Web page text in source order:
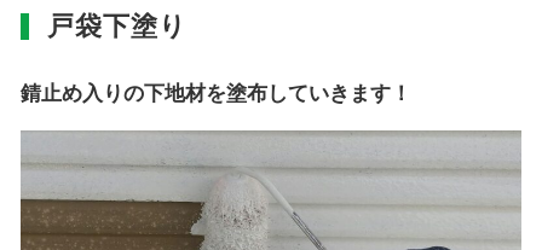
戸袋下塗り
錆止め入りの下地材を塗布していきます！